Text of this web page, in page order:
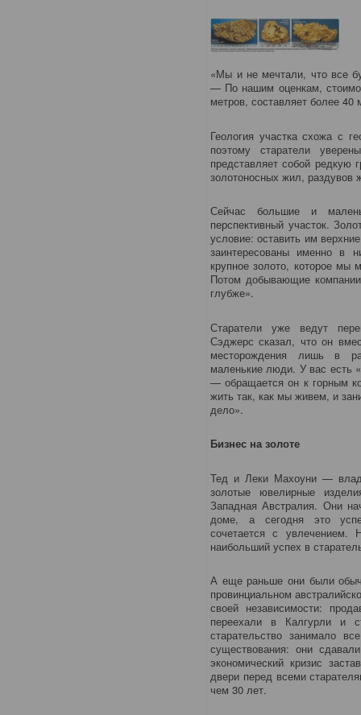
«Мы и не мечтали, что все
— По нашим оценкам,
метров, составляет более
Геология участка схожа с
поэтому старатели
представляет собой
золотоносных жил, раздувов
Сейчас большие и
перспективный участок.
условие: оставить им
заинтересованы именно
крупное золото, которое
Потом добывающие
глубже».
Старатели уже ведут
Сэджерс сказал, что он
месторождения лишь в
маленькие люди. У вас есть
— обращается он к горным
жить так, как мы живем, и
дело».
Бизнес на золоте
Тед и Леки Махоуни —
золотые ювелирные
Западная Австралия. Они
доме, а сегодня это
сочетается с
наибольший успех в
А еще раньше они были
провинциальном
своей независимости:
переехали в Калгурли и
старательство занимало
существования: они
экономический кризис
двери перед всеми
чем 30 лет.